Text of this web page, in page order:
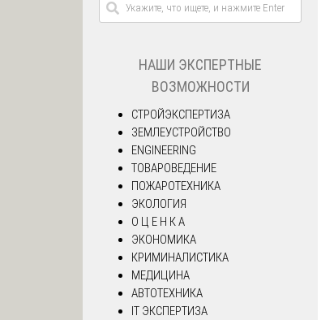
НАШИ ЭКСПЕРТНЫЕ
ВОЗМОЖНОСТИ
СТРОЙЭКСПЕРТИЗА
ЗЕМЛЕУСТРОЙСТВО
ENGINEERING
ТОВАРОВЕДЕНИЕ
ПОЖАРОТЕХНИКА
ЭКОЛОГИЯ
О Ц Е Н К А
ЭКОНОМИКА
КРИМИНАЛИСТИКА
МЕДИЦИНА
АВТОТЕХНИКА
IT ЭКСПЕРТИЗА